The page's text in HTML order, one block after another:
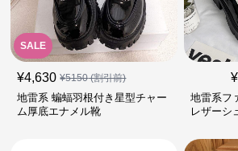
SALE
¥4,630 ¥5150(割引前)
地雷系 蝙蝠羽根付き星型チャー
ム厚底エナメル靴
¥
地雷系フ
レザーシ